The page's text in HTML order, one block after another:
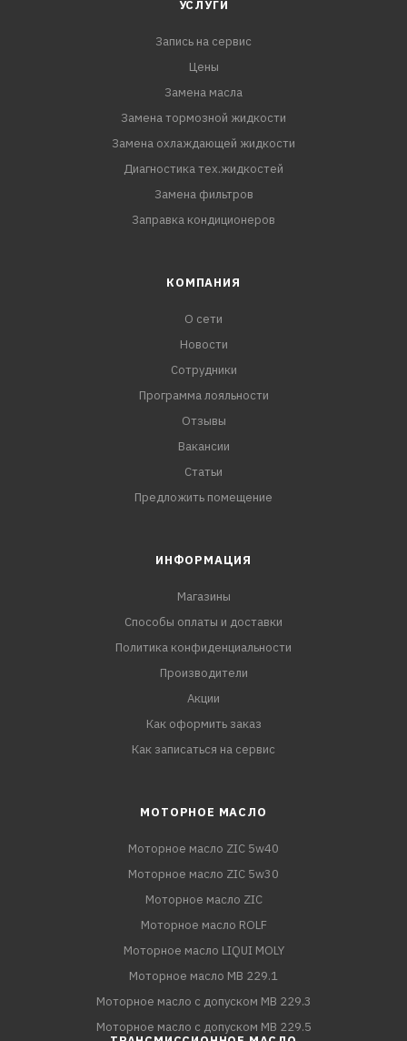
УСЛУГИ
Запись на сервис
Цены
Замена масла
Замена тормозной жидкости
Замена охлаждающей жидкости
Диагностика тех.жидкостей
Замена фильтров
Заправка кондиционеров
КОМПАНИЯ
О сети
Новости
Сотрудники
Программа лояльности
Отзывы
Вакансии
Статьи
Предложить помещение
ИНФОРМАЦИЯ
Магазины
Способы оплаты и доставки
Политика конфиденциальности
Производители
Акции
Как оформить заказ
Как записаться на сервис
МОТОРНОЕ МАСЛО
Моторное масло ZIC 5w40
Моторное масло ZIC 5w30
Моторное масло ZIC
Моторное масло ROLF
Моторное масло LIQUI MOLY
Моторное масло MB 229.1
Моторное масло с допуском MB 229.3
Моторное масло с допуском MB 229.5